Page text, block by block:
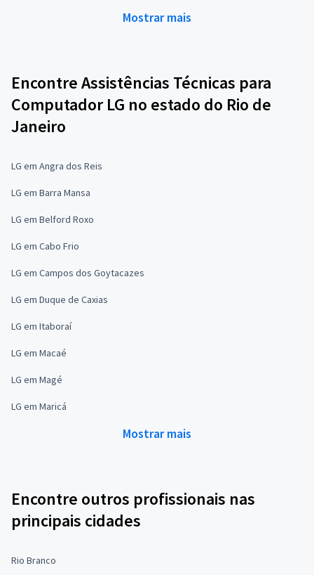
Mostrar mais
Encontre Assistências Técnicas para
Computador LG no estado do Rio de
Janeiro
LG em Angra dos Reis
LG em Barra Mansa
LG em Belford Roxo
LG em Cabo Frio
LG em Campos dos Goytacazes
LG em Duque de Caxias
LG em Itaboraí
LG em Macaé
LG em Magé
LG em Maricá
Mostrar mais
Encontre outros profissionais nas
principais cidades
Rio Branco